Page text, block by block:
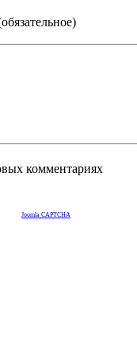
комментариях
Joomla CAPTCHA